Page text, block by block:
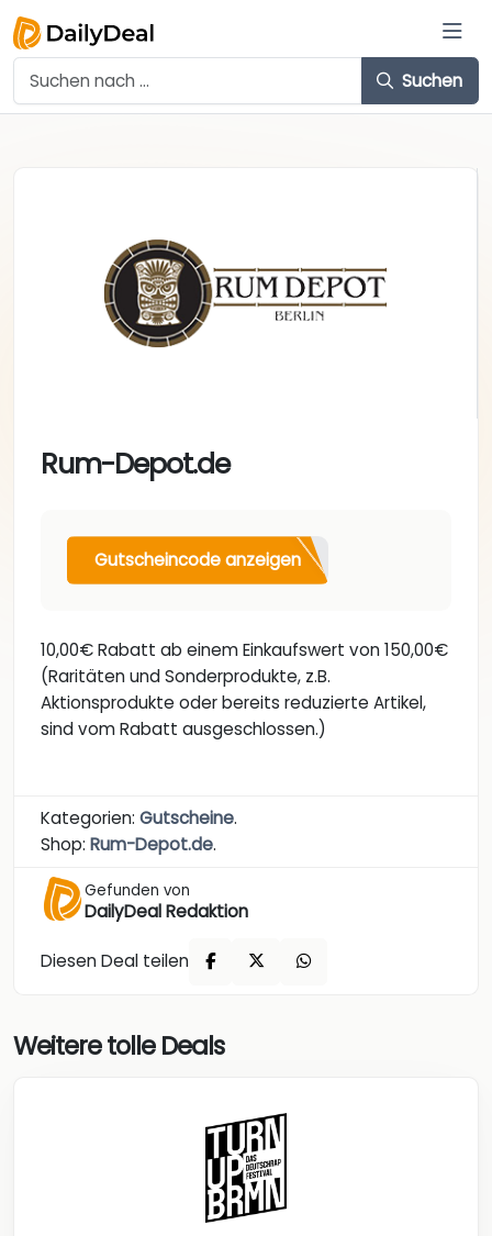
Suchen
Rum-Depot.de
Gutscheincode anzeigen
10,00€ Rabatt ab einem Einkaufswert von 150,00€
(Raritäten und Sonderprodukte, z.B.
Aktionsprodukte oder bereits reduzierte Artikel,
sind vom Rabatt ausgeschlossen.)
Kategorien: Gutscheine.
Shop: Rum-Depot.de.
Gefunden von
DailyDeal Redaktion
Diesen Deal teilen
Weitere tolle Deals